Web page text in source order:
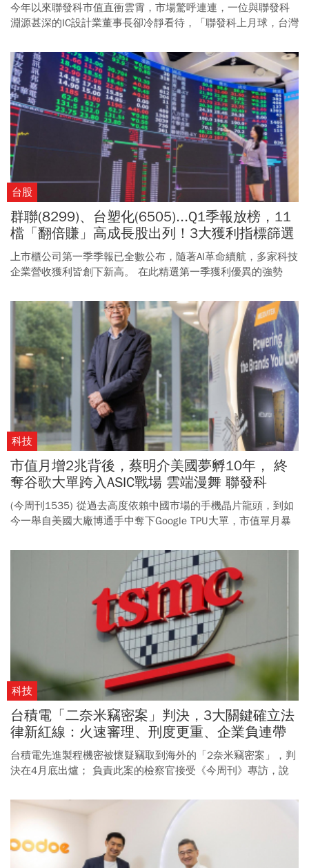
今年以來聯發科市值直衝雲霄，市場驚呼連連，一位與聯發科
淵源甚深的IC設計業董事長卻冷靜看待，「聯發科上月球，台灣
恆大的M型化，「產業競爭一直如此。」
台股
群聯(8299)、台塑化(6505)...Q1季報放榜，11
檔「翻倍賺」高成長股出列！3大獲利指標篩選
真贏家
上市櫃公司第一季季報已全數公布，隨著AI革命續航，多家科技
企業營收獲利皆創下新高。 在此精選第一季獲利優異的強勢
科技
市值月增2兆背後，蔡明介美國夢孵10年， 終
奪谷歌大單跨入ASIC戰場 雲端漫舞 聯發科
(今周刊1535) 從過去高度依賴中國市場的手機晶片龍頭，到如
今一舉自美國大廠博通手中奪下Google TPU大單，市值單月暴
成自我蛻變與轉型。
科技
台積電「二奈米竊密案」判決，3大關鍵確立法
律新紅線：火速審理、刑度更重、企業負連帶
責任
台積電先進製程機密被懷疑竊取到海外的「2奈米竊密案」，判
決在4月底出爐； 負責此案的檢察官接受《今周刊》專訪，說
思。